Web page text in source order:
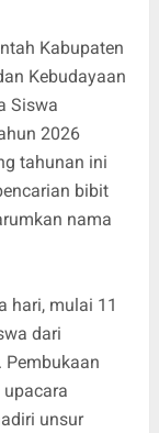
Kabupaten
Kebudayaan
Siswa
2026
tahunan ini
bibit
nama
hari, mulai 11
dari
Pembukaan
unsur